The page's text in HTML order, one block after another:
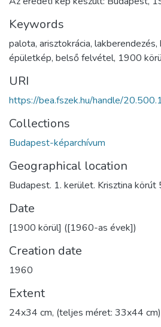
Keywords
palota, arisztokrácia, lakberendezés,
épületkép, belső felvétel, 1900
URI
https://bea.fszek.hu/handle/
Collections
Budapest-képarchívum
Geographical location
Budapest. 1. kerület. Krisztina
Date
[1900 körül] ([1960-as évek])
Creation date
1960
Extent
24x34 cm, (teljes méret: 33x44 cm)